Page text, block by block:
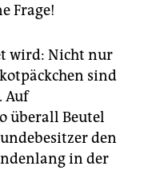
Frage!
wird: Nicht nur
sind
Auf
überall Beutel
den
in der